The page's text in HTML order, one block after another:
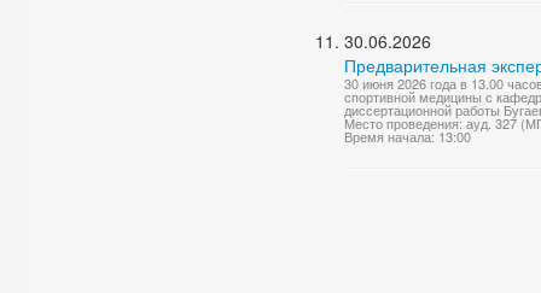
30.06.2026
Предварительная
30 июня 2026 года в 13.00
спортивной медицины с
диссертационной работы
Место проведения: ауд. 327
Время начала: 13:00